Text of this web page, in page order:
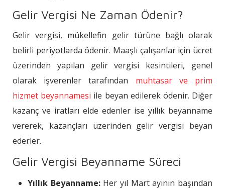
Gelir Vergisi Ne Zaman Ödenir?
Gelir vergisi, mükellefin gelir türüne bağlı olarak
belirli periyotlarda ödenir. Maaşlı çalışanlar için ücret
üzerinden yapılan gelir vergisi kesintileri, genel
olarak işverenler tarafından muhtasar ve prim
hizmet beyannamesi ile beyan edilerek ödenir. Diğer
kazanç ve iratları elde edenler ise yıllık beyanname
vererek, kazançları üzerinden gelir vergisi beyan
ederler.
Gelir Vergisi Beyanname Süreci
Yıllık Beyanname:Her yıl Mart ayının başından